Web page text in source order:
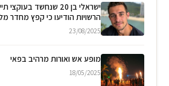
ישראלי בן 20 שנחשד
הרשויות הודיעו כי קפץ מחדר
23/08/2025
מופע אש ואורות מרהיב בפאי
18/05/2025